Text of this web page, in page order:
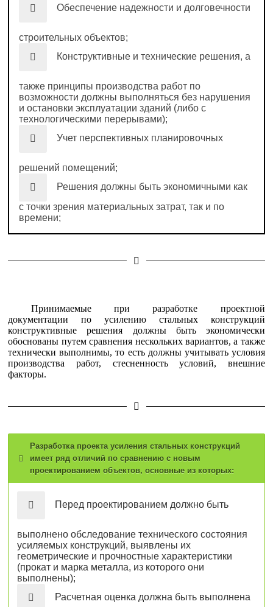
Обеспечение надежности и долговечности
строительных объектов;
Конструктивные и технические решения, а
также принципы производства работ по
возможности должны выполняться без нарушения
и остановки эксплуатации зданий (либо с
технологическими перерывами);
Учет перспективных планировочных
решений помещений;
Решения должны быть экономичными как
с точки зрения материальных затрат, так и по
времени;
Принимаемые при разработке проектной
документации по усилению стальных конструкций
конструктивные решения должны быть экономически
обоснованы путем сравнения нескольких вариантов, а также
технически выполнимы, то есть должны учитывать условия
производства работ, стесненность условий, внешние
факторы.
Разработка проекта усиления стальных конструкций
имеет ряд отличий по сравнению с новым
проектированием объектов, основные из которых:
Перед проектированием должно быть
выполнено обследование технического состояния
усиляемых конструкций, выявлены их
геометрические и прочностные характеристики
(прокат и марка металла, из которого они
выполнены);
Расчетная оценка должна быть выполнена